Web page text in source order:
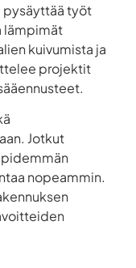
pysäyttää työt
lämpimät
kuivumista ja
projektit
Jotkut
nopeammin.